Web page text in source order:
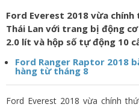
Ford Everest 2018 vừa
Thái Lan với trang bị động
2.0 lít và hộp số tự động 10
Ford Ranger Raptor 2018
hàng từ tháng 8
Ford Everest 2018 vừa chính